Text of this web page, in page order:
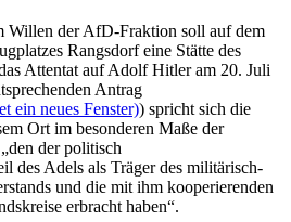
Willen der AfD-Fraktion soll auf dem
Rangsdorf eine Stätte des
Attentat auf Adolf Hitler am 20. Juli
Antrag
ein neues Fenster)) spricht sich die
Ort im besonderen Maße der
der politisch
des Adels als Träger des militärisch-
und die mit ihm kooperierenden
erbracht haben“.